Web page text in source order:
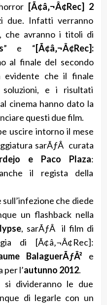
[Ã¢â‚¬Â¢Rec] 2
due. Infatti verranno
che avranno i titoli di
” e “[Ã¢â‚¬Â¢Rec]:
al finale del secondo
evidente che il finale
soluzioni, e i risultati
cinema hanno dato la
questi due film.
uscire intorno il mese
sarÃƒÂ curata
e Paco Plaza:
il regista della
che diede
un flashback nella
, sarÃƒÂ il film di
di [Ã¢â‚¬Â¢Rec]:
BalaguerÃƒÂ² e
per l’autunno 2012.
divideranno le due
di legarle con un